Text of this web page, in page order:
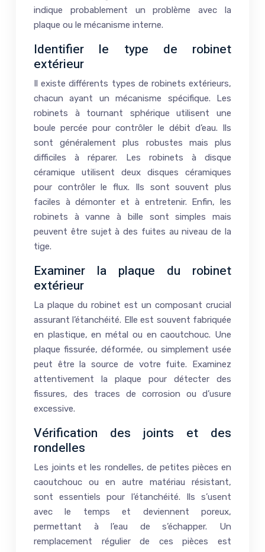
indique probablement un problème avec la
plaque ou le mécanisme interne.
Identifier le type de robinet
extérieur
Il existe différents types de robinets extérieurs,
chacun ayant un mécanisme spécifique. Les
robinets à tournant sphérique utilisent une
boule percée pour contrôler le débit d’eau. Ils
sont généralement plus robustes mais plus
difficiles à réparer. Les robinets à disque
céramique utilisent deux disques céramiques
pour contrôler le flux. Ils sont souvent plus
faciles à démonter et à entretenir. Enfin, les
robinets à vanne à bille sont simples mais
peuvent être sujet à des fuites au niveau de la
tige.
Examiner la plaque du robinet
extérieur
La plaque du robinet est un composant crucial
assurant l’étanchéité. Elle est souvent fabriquée
en plastique, en métal ou en caoutchouc. Une
plaque fissurée, déformée, ou simplement usée
peut être la source de votre fuite. Examinez
attentivement la plaque pour détecter des
fissures, des traces de corrosion ou d’usure
excessive.
Vérification des joints et des
rondelles
Les joints et les rondelles, de petites pièces en
caoutchouc ou en autre matériau résistant,
sont essentiels pour l’étanchéité. Ils s’usent
avec le temps et deviennent poreux,
permettant à l’eau de s’échapper. Un
remplacement régulier de ces pièces est